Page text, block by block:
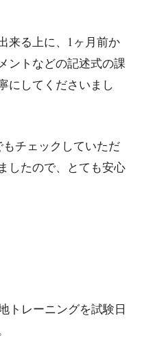
来る上に、1ヶ月前か
ントなどの記述式の課
にしてくださいまし
チェックしていただ
したので、とても安心
トレーニングを試験日